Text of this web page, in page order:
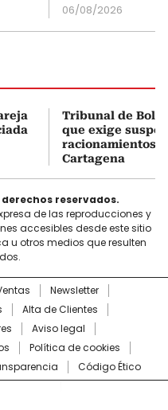
06/08/2026
Tribunal de
que exige
racionamientos a
Cartagena
derechos reservados.
de las reproducciones y
accesibles desde este sitio
u otros medios que resulten
Newsletter
Alta de Clientes
Aviso legal
Política de cookies
Código Ético